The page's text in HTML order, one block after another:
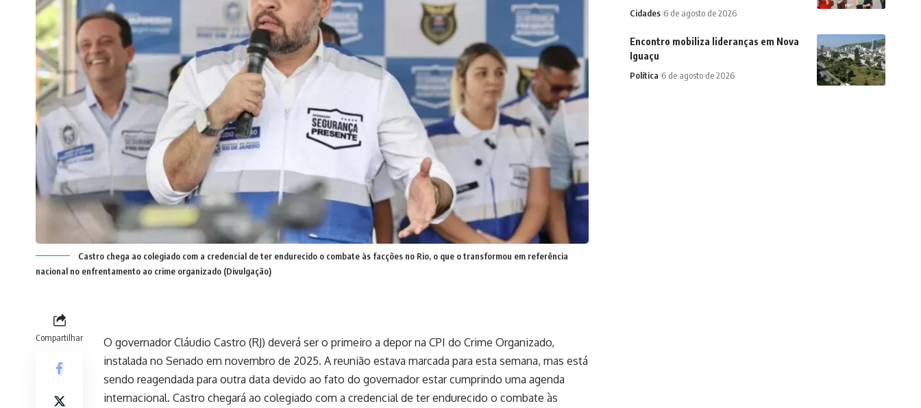
Castro chega ao colegiado com a credencial de ter endurecido o combate às facções no Rio, o que o transformou em referência
nacional no enfrentamento ao crime organizado (Divulgação)
Compartilhar
O governador Cláudio Castro (RJ) deverá ser o primeiro a depor na CPI do Crime Organizado,
instalada no Senado em novembro de 2025. A reunião estava marcada para esta semana, mas está
sendo reagendada para outra data devido ao fato do governador estar cumprindo uma agenda
internacional. Castro chegará ao colegiado com a credencial de ter endurecido o combate às
Cidades 6 de agosto de 2026
Encontro mobiliza lideranças em Nova
Iguaçu
Política 6 de agosto de 2026